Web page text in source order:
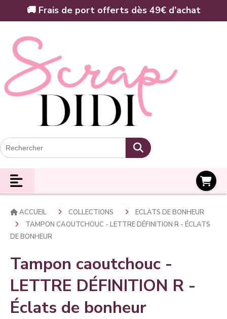
🚚 Frais de port offerts dès 49€ d’achat
ACCUEIL COLLECTIONS
ECLATS DE BONHEUR
TAMPON CAOUTCHOUC - LETTRE DÉFINITION R - ÉCLATS
DE BONHEUR
Tampon caoutchouc -
LETTRE DÉFINITION R -
Éclats de bonheur